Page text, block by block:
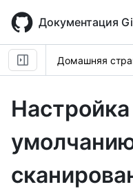
main
content
Документация
Домашняя